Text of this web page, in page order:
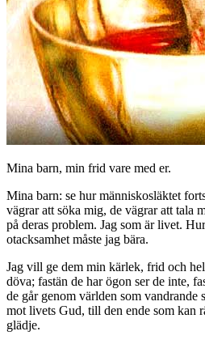
Mina barn, min frid vare med er.
Mina barn: se hur människosläktet
vägrar att söka mig, de vägrar att tala
på deras problem. Jag som är livet.
otacksamhet måste jag bära.
Jag vill ge dem min kärlek, frid och
döva; fastän de har ögon ser de inte,
de går genom världen som vandrande
mot livets Gud, till den ende som kan
glädje.